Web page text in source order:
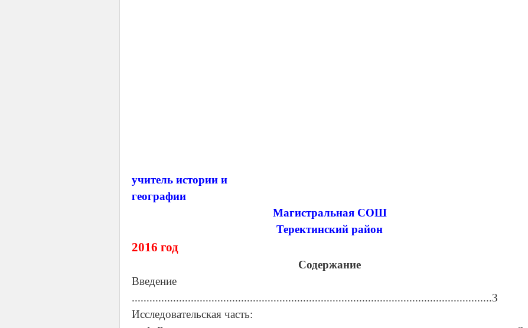
учитель истории и
географии
Магистральная СОШ
Теректинский район
2016 год
Содержание
Введение
..........................................................................................................................3
Исследовательская часть: